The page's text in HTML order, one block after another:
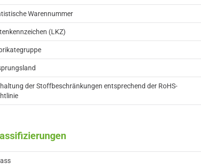
Warennummer
(LKZ)
der Stoffbeschränkungen entsprechend der RoHS-